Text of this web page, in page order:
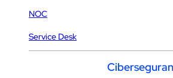
NOC
Service Desk